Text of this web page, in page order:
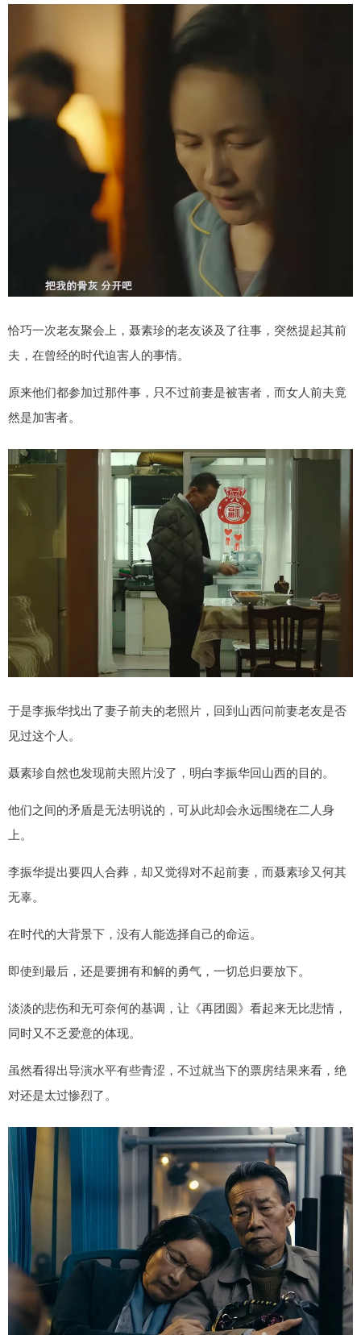
恰巧一次老友聚会上，聂素珍的老友谈及了往事，突然提起其前
夫，在曾经的时代迫害人的事情。
原来他们都参加过那件事，只不过前妻是被害者，而女人前夫竟
然是加害者。
于是李振华找出了妻子前夫的老照片，回到山西问前妻老友是否
见过这个人。
聂素珍自然也发现前夫照片没了，明白李振华回山西的目的。
他们之间的矛盾是无法明说的，可从此却会永远围绕在二人身
上。
李振华提出要四人合葬，却又觉得对不起前妻，而聂素珍又何其
无辜。
在时代的大背景下，没有人能选择自己的命运。
即使到最后，还是要拥有和解的勇气，一切总归要放下。
淡淡的悲伤和无可奈何的基调，让《再团圆》看起来无比悲情，
同时又不乏爱意的体现。
虽然看得出导演水平有些青涩，不过就当下的票房结果来看，绝
对还是太过惨烈了。